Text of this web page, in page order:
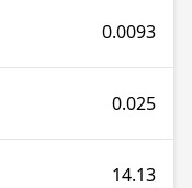
0.0093
0.025
14.13